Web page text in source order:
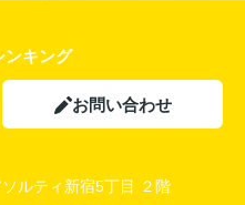
ンキング
お問い合わせ
ルティ新宿5丁目 ２階